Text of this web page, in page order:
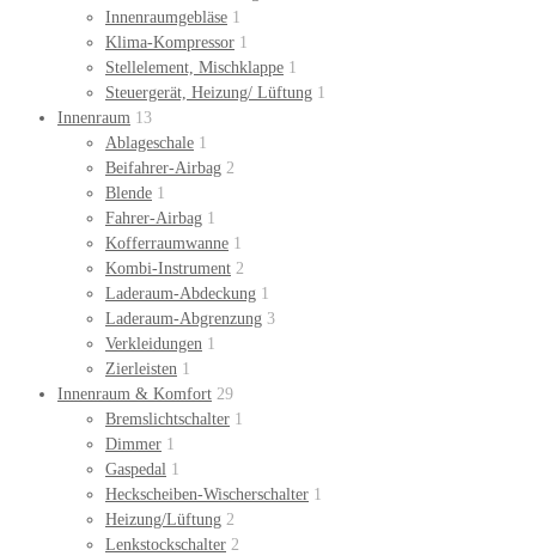
Innenraumgebläse 1
Klima-Kompressor 1
Stellelement, Mischklappe 1
Steuergerät, Heizung/ Lüftung 1
Innenraum 13
Ablageschale 1
Beifahrer-Airbag 2
Blende 1
Fahrer-Airbag 1
Kofferraumwanne 1
Kombi-Instrument 2
Laderaum-Abdeckung 1
Laderaum-Abgrenzung 3
Verkleidungen 1
Zierleisten 1
Innenraum & Komfort 29
Bremslichtschalter 1
Dimmer 1
Gaspedal 1
Heckscheiben-Wischerschalter 1
Heizung/Lüftung 2
Lenkstockschalter 2